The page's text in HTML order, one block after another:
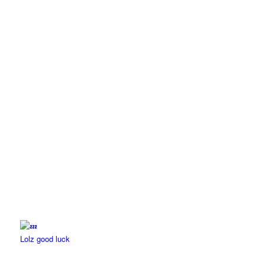
Lolz good luck